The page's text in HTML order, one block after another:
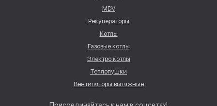
MDV
Рекуператоры
Котлы
Газовые котлы
Электро котлы
Теплопушки
Вентиляторы вытяжные